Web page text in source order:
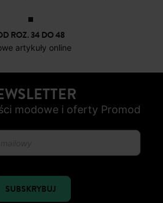
ROZ. 34 DO 48
artykuły online
modowe i oferty Promod
SUBSKRYBUJ